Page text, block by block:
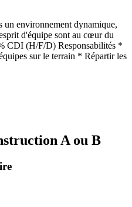
un environnement dynamique,
d'équipe sont au cœur du
CDI (H/F/D) Responsabilités *
sur le terrain * Répartir les
A ou B